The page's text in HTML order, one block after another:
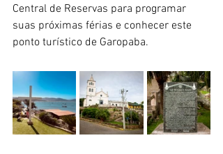
Central de Reservas para programar
suas próximas férias e conhecer este
ponto turístico de Garopaba.